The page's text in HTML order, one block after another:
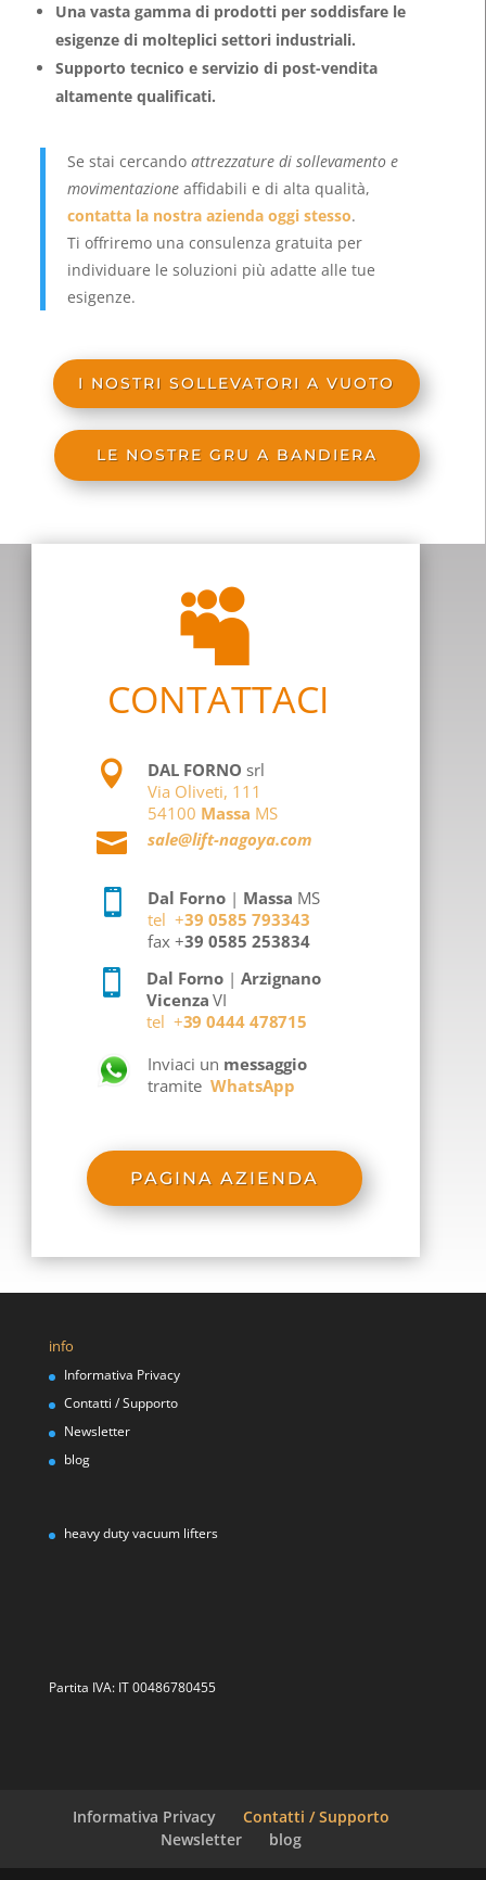
Una vasta gamma di prodotti per soddisfare le
esigenze di molteplici settori industriali.
Supporto tecnico e servizio di post-vendita
altamente qualificati.
Se stai cercando attrezzature di sollevamento e
movimentazione affidabili e di alta qualità,
contatta la nostra azienda oggi stesso.
Ti offriremo una consulenza gratuita per
individuare le soluzioni più adatte alle tue
esigenze.
I NOSTRI SOLLEVATORI A VUOTO
LE NOSTRE GRU A BANDIERA

CONTATTACI
 DAL FORNO srl
Via Oliveti, 111
54100 Massa MS
 sale@lift-nagoya.com
 Dal Forno | Massa MS
tel +39 0585 793343
fax +39 0585 253834
 Dal Forno | Arzignano
VicenzaVI
tel +39 0444 478715
Inviaci un messaggio
tramiteWhatsApp
PAGINA AZIENDA
info
Informativa Privacy
Contatti / Supporto
Newsletter
blog
heavy duty vacuum lifters
Partita IVA: IT 00486780455
Informativa Privacy
Contatti / Supporto
Newsletter
blog